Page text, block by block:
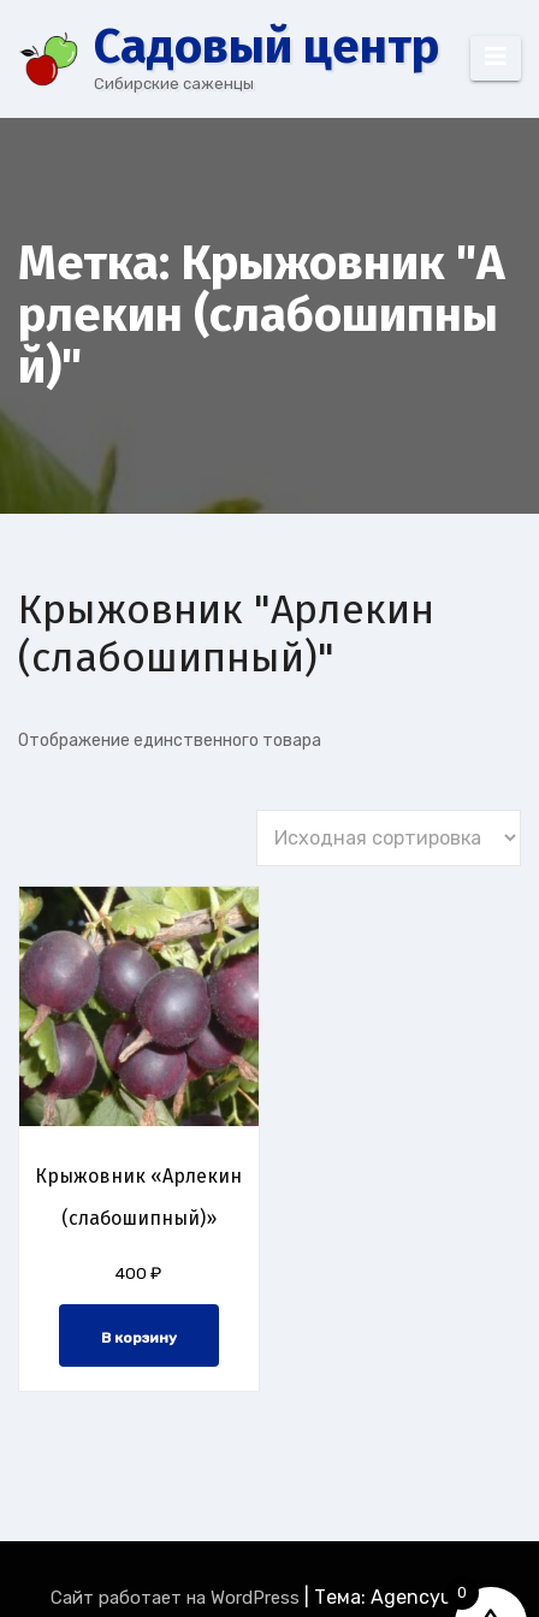
содержимому
Cадовый центр
Сибирские саженцы
Метка: Крыжовник "А
рлекин (слабошипны
й)"
Крыжовник "Арлекин
(слабошипный)"
Отображение единственного товара
Крыжовник «Арлекин
(слабошипный)»
400₽
В корзину
Сайт работает на WordPress Тема: Agencyup by
0